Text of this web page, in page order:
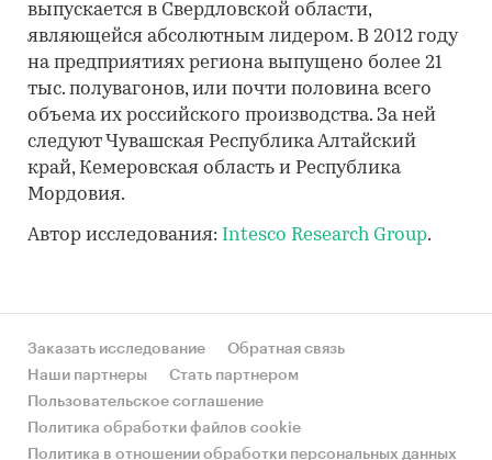
выпускается в Свердловской области,
являющейся абсолютным лидером. В 2012 году
на предприятиях региона выпущено более 21
тыс. полувагонов, или почти половина всего
объема их российского производства. За ней
следуют Чувашская Республика Алтайский
край, Кемеровская область и Республика
Мордовия.
Автор исследования: Intesco Research Group.
Заказать исследование
Обратная связь
Наши партнеры
Стать партнером
Пользовательское соглашение
Политика обработки файлов cookie
Политика в отношении обработки персональных данных